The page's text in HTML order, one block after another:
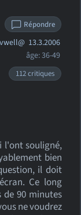
Répondre
13.3.2006
âge: 36-49
112 critiques
l'ont souligné,
bien
il doit
Ce long
90 minutes
ne voudrez